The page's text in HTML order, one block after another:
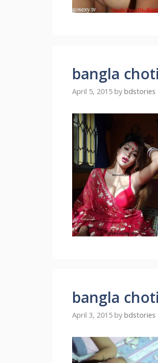
bangla choti
April 5, 2015 by bdstories
bangla choti
April 3, 2015 by bdstories